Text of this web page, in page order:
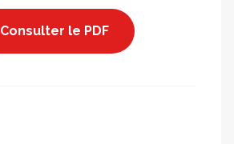
Consulter le PDF